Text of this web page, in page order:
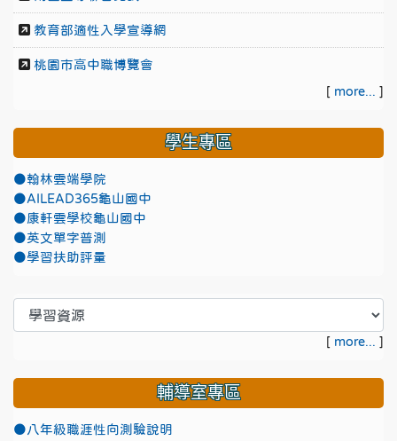
教育部適性入學宣導網
桃園市高中職博覽會
[ more... ]
學生專區
●翰林雲端學院
●AILEAD365龜山國中
●康軒雲學校龜山國中
●英文單字普測
●學習扶助評量
[ more... ]
輔導室專區
●八年級職涯性向測驗說明